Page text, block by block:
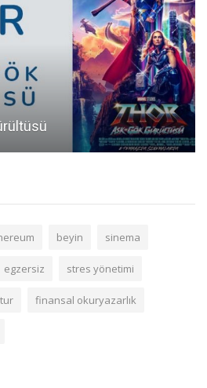
beyin sinema
egzersiz stres yönetimi
tur finansal okuryazarlık